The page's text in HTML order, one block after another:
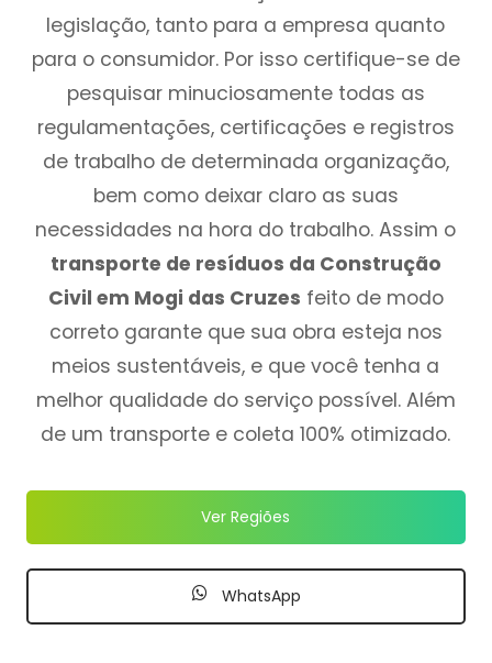
legislação, tanto para a empresa quanto
para o consumidor. Por isso certifique-se de
pesquisar minuciosamente todas as
regulamentações, certificações e registros
de trabalho de determinada organização,
bem como deixar claro as suas
necessidades na hora do trabalho. Assim o
transporte de resíduos da Construção
Civil em Mogi das Cruzes feito de modo
correto garante que sua obra esteja nos
meios sustentáveis, e que você tenha a
melhor qualidade do serviço possível. Além
de um transporte e coleta 100% otimizado.
Ver Regiões
WhatsApp